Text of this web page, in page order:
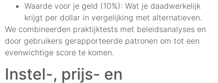
Waarde voor je geld (10%): Wat je daadwerkelijk
krijgt per dollar in vergelijking met alternatieven.
We combineerden praktijktests met beleidsanalyses en
door gebruikers gerapporteerde patronen om tot een
evenwichtige score te komen.
Instel-, prijs- en